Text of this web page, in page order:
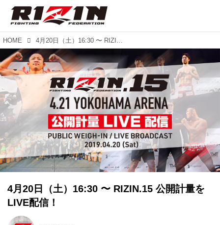
HOME 4月20日（土）16:30 〜 RIZIN.15 公開計量をLIVE配信！
4月20日（土）16:30 〜 RIZIN.15 公開計量を
LIVE配信！